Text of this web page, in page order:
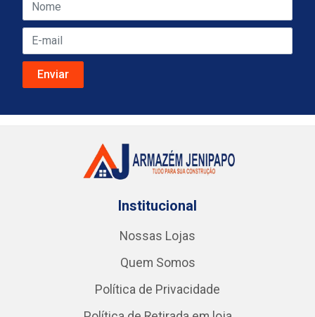
Institucional
Nossas Lojas
Quem Somos
Política de Privacidade